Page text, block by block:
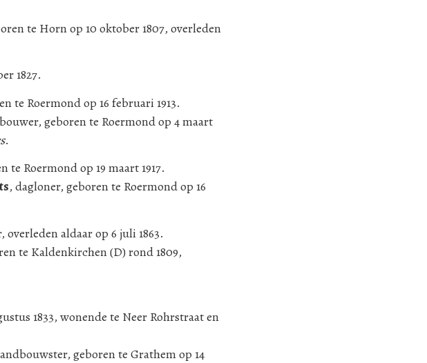
te Horn op 10 oktober 1807, overleden
1827.
te Roermond op 16 februari 1913.
geboren te Roermond op 4 maart
.
te Roermond op 19 maart 1917.
, dagloner, geboren te Roermond op 16
overleden aldaar op 6 juli 1863.
te Kaldenkirchen (D) rond 1809,
1833, wonende te Neer Rohrstraat en
geboren te Grathem op 14